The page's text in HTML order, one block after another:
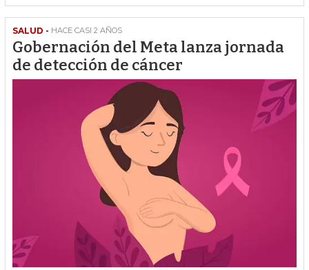
SALUD - HACE CASI 2 AÑOS
Gobernación del Meta lanza jornada
de detección de cáncer